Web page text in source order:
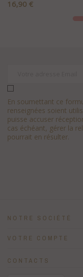
Prix
16,90 €
+AJOUTER AU
En soumettant ce
renseignées soient
puisse accuser
cas échéant, gérer la
pourrait en résulter.
NOTRE SOCIÉTÉ
VOTRE COMPTE
CONTACTS